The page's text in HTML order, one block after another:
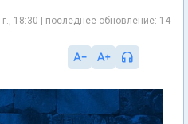
18:30 | последнее обновление: 14